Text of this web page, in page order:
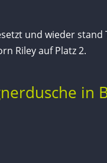
und wieder stand
Riley auf Platz 2.
in